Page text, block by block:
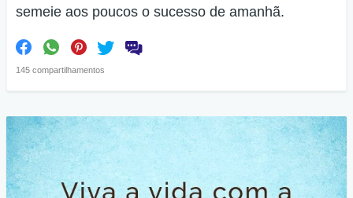
semeie aos poucos o sucesso de amanhã.
145 compartilhamentos